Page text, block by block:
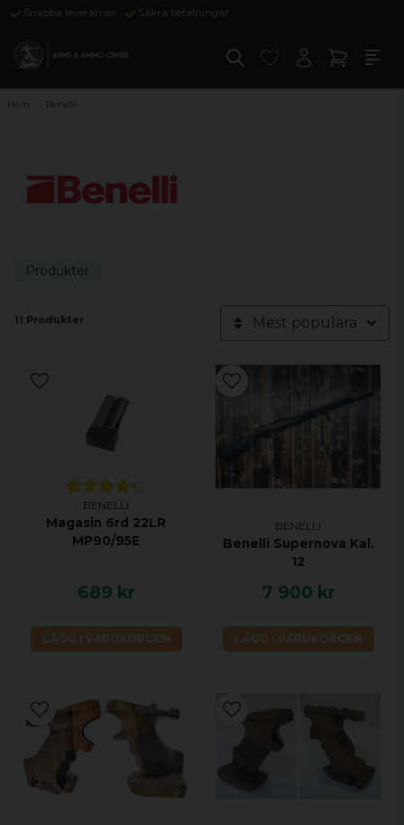
Snabba leveranser Säkra betalningar
Hem Benelli
Produkter
11 Produkter Mest populära
BENELLI
Magasin 6rd 22LR
MP90/95E
689 kr
LÄGG I VARUKORGEN
BENELLI
Benelli Supernova Kal.
12
7 900 kr
LÄGG I VARUKORGEN